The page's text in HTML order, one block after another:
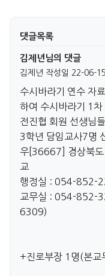
댓글목록
김제년님의 댓글
김제년 작성일 22-06-
수시바라기 연수 자
하여 수시바라기 1차
전진협 회원 선생님
3학년 담임교사7명
우[36667] 경상북도
교
행정실 : 054-852-
교무실 : 054-852-
6309)
+진로부장 1명(본교